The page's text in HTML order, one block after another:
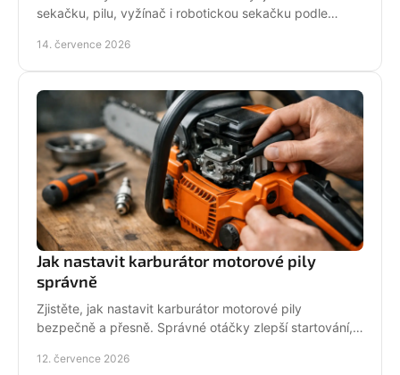
sekačku, pilu, vyžínač i robotickou sekačku podle
podpory.
14. července 2026
Jak nastavit karburátor motorové pily
správně
Zjistěte, jak nastavit karburátor motorové pily
bezpečně a přesně. Správné otáčky zlepší startování,
12. července 2026